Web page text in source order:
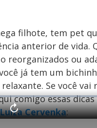
filhote, tem pet
anterior de vida.
reorganizados ou
já tem um
Se você
comigo essas
Luiza Cervenka:
A
v